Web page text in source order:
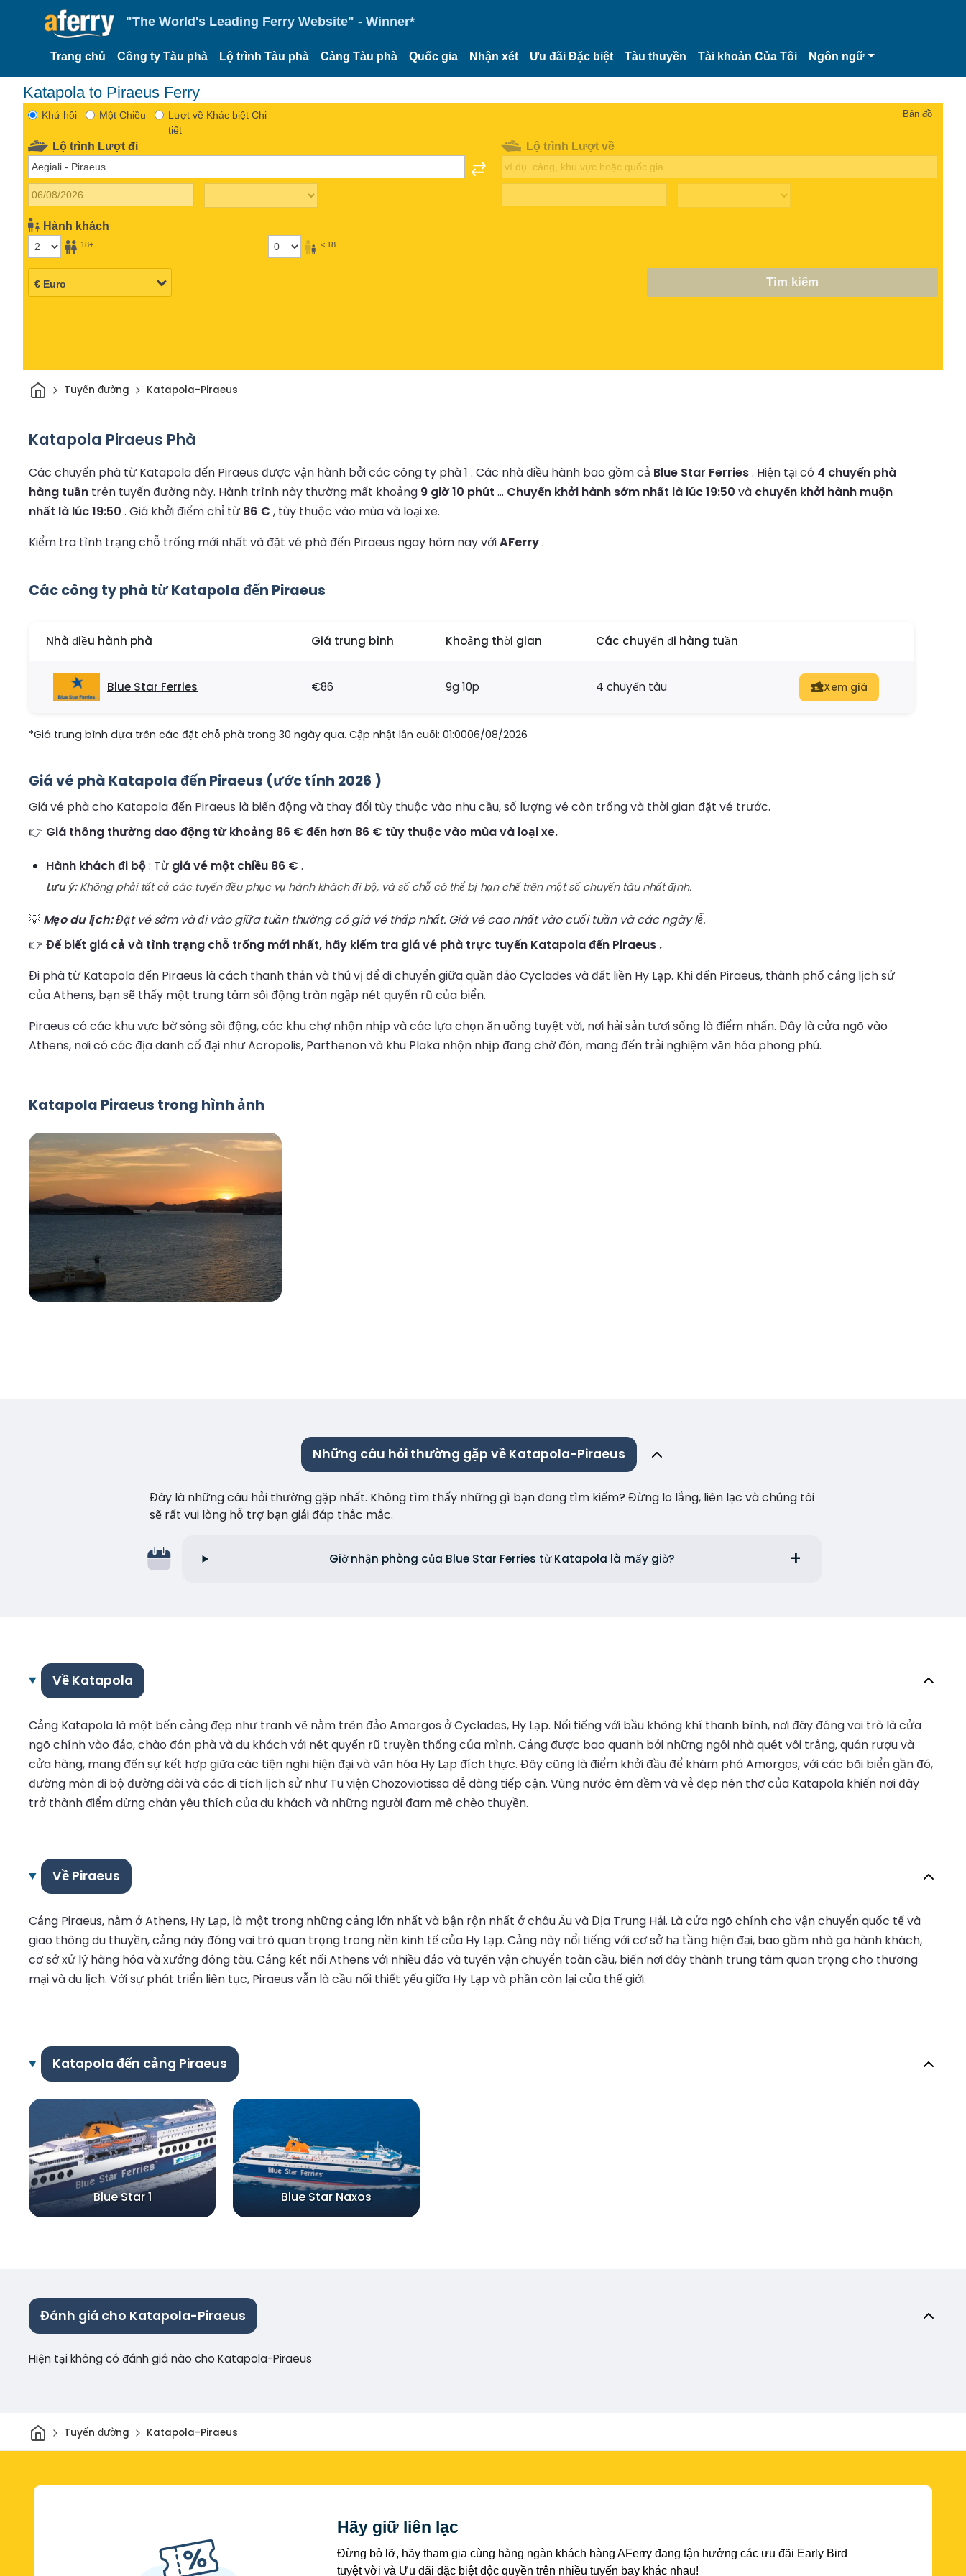
"The World's Leading Ferry Website" - Winner*
Trang chủ Công ty Tàu phà Lộ trình Tàu phà Cảng Tàu phà Quốc gia Nhận xét Ưu đãi Đặc biệt Tàu thuyền Tài khoản Của Tôi Ngôn ngữ
Katapola to Piraeus Ferry
Khứ hồi Một Chiều
Lượt về Khác biệt Chi
tiết
Bản đồ
Lộ trình Lượt đi
Hành khách
18+ < 18
Lộ trình Lượt về
Tìm kiếm
Trang chủ
Tuyến đường Katapola-Piraeus
Katapola Piraeus Phà
Các chuyến phà từ Katapola đến Piraeus được vận hành bởi các công ty phà 1 . Các nhà điều hành bao gồm cả Blue Star Ferries. Hiện tại có 4 chuyến phà
hàng tuần trên tuyến đường này. Hành trình này thường mất khoảng 9 giờ 10 phút ... Chuyến khởi hành sớm nhất là lúc 19:50 và chuyến khởi hành muộn
nhất là lúc 19:50 . Giá khởi điểm chỉ từ86 € , tùy thuộc vào mùa và loại xe.
Kiểm tra tình trạng chỗ trống mới nhất và đặt vé phà đến Piraeus ngay hôm nay vớiAFerry.
Các công ty phà từ Katapola đến Piraeus
Nhà điều hành phà Giá trung bình Khoảng thời gian Các chuyến đi hàng tuần
Blue Star Ferries €86 9g 10p 4 chuyến tàu Xem giá
*Giá trung bình dựa trên các đặt chỗ phà trong 30 ngày qua. Cập nhật lần cuối: 01:0006/08/2026
Giá vé phà Katapola đến Piraeus (ước tính 2026 )
Giá vé phà cho Katapola đến Piraeus là biến động và thay đổi tùy thuộc vào nhu cầu, số lượng vé còn trống và thời gian đặt vé trước.
👉 Giá thông thường dao động từ khoảng 86 € đến hơn 86 € tùy thuộc vào mùa và loại xe.
Hành khách đi bộ: Từgiá vé một chiều 86 € .
Lưu ý:Không phải tất cả các tuyến đều phục vụ hành khách đi bộ, và số chỗ có thể bị hạn chế trên một số chuyến tàu nhất định.
💡 Mẹo du lịch:Đặt vé sớm và đi vào giữa tuần thường có giá vé thấp nhất. Giá vé cao nhất vào cuối tuần và các ngày lễ.
👉 Để biết giá cả và tình trạng chỗ trống mới nhất, hãy kiểm tra giá vé phà trực tuyến Katapola đến Piraeus .
Đi phà từ Katapola đến Piraeus là cách thanh thản và thú vị để di chuyển giữa quần đảo Cyclades và đất liền Hy Lạp. Khi đến Piraeus, thành phố cảng lịch sử
của Athens, bạn sẽ thấy một trung tâm sôi động tràn ngập nét quyến rũ của biển.
Piraeus có các khu vực bờ sông sôi động, các khu chợ nhộn nhịp và các lựa chọn ăn uống tuyệt vời, nơi hải sản tươi sống là điểm nhấn. Đây là cửa ngõ vào
Athens, nơi có các địa danh cổ đại như Acropolis, Parthenon và khu Plaka nhộn nhịp đang chờ đón, mang đến trải nghiệm văn hóa phong phú.
Katapola Piraeus trong hình ảnh
Những câu hỏi thường gặp về Katapola-Piraeus
Đây là những câu hỏi thường gặp nhất. Không tìm thấy những gì bạn đang tìm kiếm? Đừng lo lắng, liên lạc và chúng tôi
sẽ rất vui lòng hỗ trợ bạn giải đáp thắc mắc.
Giờ nhận phòng của Blue Star Ferries từ Katapola là mấy giờ?
Về Katapola
Cảng Katapola là một bến cảng đẹp như tranh vẽ nằm trên đảo Amorgos ở Cyclades, Hy Lạp. Nổi tiếng với bầu không khí thanh bình, nơi đây đóng vai trò là cửa
ngõ chính vào đảo, chào đón phà và du khách với nét quyến rũ truyền thống của mình. Cảng được bao quanh bởi những ngôi nhà quét vôi trắng, quán rượu và
cửa hàng, mang đến sự kết hợp giữa các tiện nghi hiện đại và văn hóa Hy Lạp đích thực. Đây cũng là điểm khởi đầu để khám phá Amorgos, với các bãi biển gần đó,
đường mòn đi bộ đường dài và các di tích lịch sử như Tu viện Chozoviotissa dễ dàng tiếp cận. Vùng nước êm đềm và vẻ đẹp nên thơ của Katapola khiến nơi đây
trở thành điểm dừng chân yêu thích của du khách và những người đam mê chèo thuyền.
Về Piraeus
Cảng Piraeus, nằm ở Athens, Hy Lạp, là một trong những cảng lớn nhất và bận rộn nhất ở châu Âu và Địa Trung Hải. Là cửa ngõ chính cho vận chuyển quốc tế và
giao thông du thuyền, cảng này đóng vai trò quan trọng trong nền kinh tế của Hy Lạp. Cảng này nổi tiếng với cơ sở hạ tầng hiện đại, bao gồm nhà ga hành khách,
cơ sở xử lý hàng hóa và xưởng đóng tàu. Cảng kết nối Athens với nhiều đảo và tuyến vận chuyển toàn cầu, biến nơi đây thành trung tâm quan trọng cho thương
mại và du lịch. Với sự phát triển liên tục, Piraeus vẫn là cầu nối thiết yếu giữa Hy Lạp và phần còn lại của thế giới.
Katapola đến cảng Piraeus
Blue Star 1 Blue Star Naxos
Đánh giá cho Katapola-Piraeus
Hiện tại không có đánh giá nào cho Katapola-Piraeus
Trang chủ
Tuyến đường Katapola-Piraeus
Hãy giữ liên lạc
Đừng bỏ lỡ, hãy tham gia cùng hàng ngàn khách hàng AFerry đang tận hưởng các ưu đãi Early Bird
tuyệt vời và Ưu đãi đặc biệt độc quyền trên nhiều tuyến bay khác nhau!